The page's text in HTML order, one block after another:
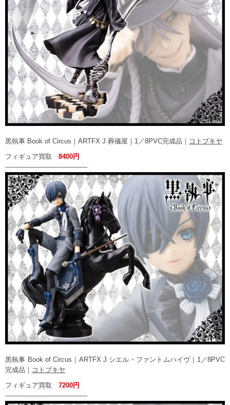
黒執事 Book of Circus｜ARTFX J 葬儀屋｜1／8PVC完成品｜ コトブキヤ
フィギュア買取 8400円
----------------------------------------
黒執事 Book of Circus｜ARTFX J シエル・ファントムハイヴ｜1／8PVC
完成品｜ コトブキヤ
フィギュア買取 7200円
----------------------------------------